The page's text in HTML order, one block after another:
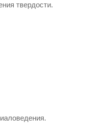
твердости.